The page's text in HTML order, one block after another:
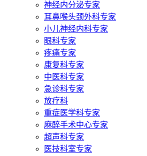
神经内分泌专家
耳鼻喉头颈外科专家
小儿神经内科专家
眼科专家
疼痛专家
康复科专家
中医科专家
急诊科专家
放疗科
重症医学科专家
麻醉手术中心专家
超声科专家
医技科室专家